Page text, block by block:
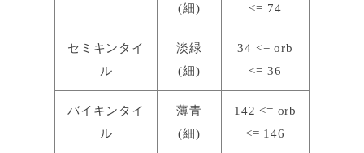
(細)
<= 74
セミキンタイ
ル
淡緑
(細)
34 <= orb
<= 36
バイキンタイ
ル
薄青
(細)
142 <= orb
<= 146